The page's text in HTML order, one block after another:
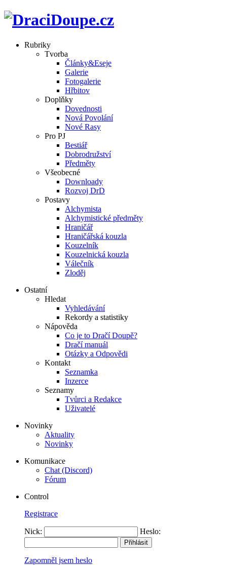
Rubriky
Tvorba
Články&Eseje
Galerie
Fotogalerie
Hřbitov
Doplňky
Dovednosti
Nová Povolání
Nové Rasy
Pro PJ
Bestiář
Dobrodružství
Předměty
Všeobecné
Downloady
Rozvoj DrD
Postavy
Alchymista
Alchymistické předměty
Hraničář
Hraničářská kouzla
Kouzelník
Kouzelnická kouzla
Válečník
Zloděj
Ostatní
Hledat
Vyhledávání
Rekordy a statistiky
Nápověda
Co je to Dračí Doupě?
Dračí manuál
Otázky a Odpovědi
Kontakt
Seznamka
Inzerce
Seznamy
Tvůrci a Redakce
Uživatelé
Novinky
Aktuality
Novinky
Komunikace
Chat (Discord)
Fórum
Control
Registrace
Nick: Heslo:
Zapomněl jsem heslo